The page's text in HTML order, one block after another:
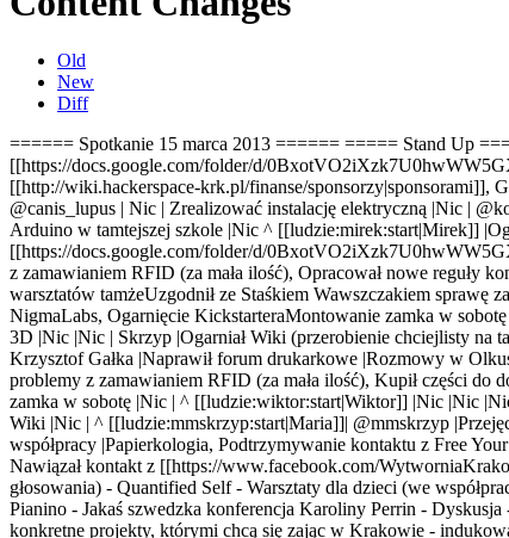
Old
New
Diff
====== Spotkanie 15 marca 2013 ====== ===== Stand Up
[[https://docs.google.com/folder/d/
[[http://wiki.hackerspace-krk.pl/finanse/sponsorzy|sponsorami]],
@canis_lupus | Nic | Zrealizować instalację elektryczną |Nic |
Arduino w tamtejszej szkole |Nic ^ [[ludzie:mirek:start|Mirek]]
[[https://docs.google.com/folder/d/
z zamawianiem RFID (za mała ilość), Opracował nowe reguły
warsztatów tamżeUzgodnił ze Staśkiem Wawszczakiem sprawę
NigmaLabs, Ogarnięcie KickstarteraMontowanie zamka w
3D |Nic |Nic | Skrzyp |Ogarniał Wiki (przerobienie chciejlisty na
Krzysztof Gałka |Naprawił forum drukarkowe |Rozmowy w
problemy z zamawianiem RFID (za mała ilość), Kupił części
zamka w sobotę |Nic | ^ [[ludzie:wiktor:start|Wiktor]] |Nic |Nic
Wiki |Nic | ^ [[ludzie:mmskrzyp:start|Maria]]| @mmskrzyp
współpracy |Papierkologia, Podtrzymywanie kontaktu z Free
Nawiązał kontakt z [[https://www.facebook.com/
głosowania) - Quantified Self - Warsztaty dla dzieci (we
Pianino - Jakaś szwedzka konferencja Karoliny Perrin -
konkretne projekty, którymi chcą się zając w Krakowie -